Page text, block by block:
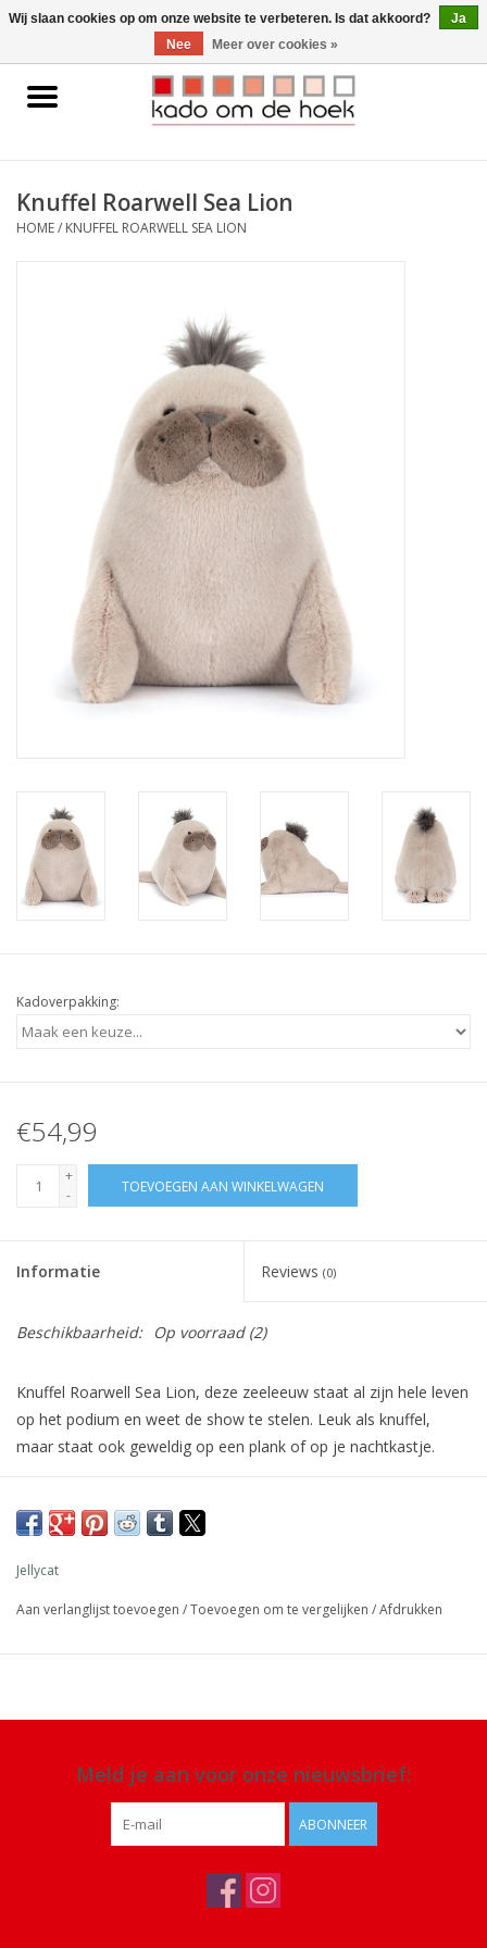
0 Artikelen - €0,00
Home
Gadgets
Knuffel Roarwell Sea Lion
HOME/ KNUFFEL ROARWELL SEA LION
Kadoverpakking:
€54,99
+
-
TOEVOEGEN AAN WINKELWAGEN
Informatie Reviews (0)
Beschikbaarheid: Op voorraad(2)
Knuffel Roarwell Sea Lion, deze zeeleeuw staat al zijn hele leven
op het podium en weet de show te stelen. Leuk als knuffel,
maar staat ook geweldig op een plank of op je nachtkastje.
Materiaal: 100% polyester
Details: geschikt vanaf 12 maanden. Alleen handwas, niet in de
Jellycat
Aan verlanglijst toevoegen /Toevoegen om te vergelijken /Afdrukken
Meld je aan voor onze nieuwsbrief:
ABONNEER
Wij slaan cookies op om onze website te verbeteren. Is dat akkoord?
Ja
Nee
Meer over cookies »